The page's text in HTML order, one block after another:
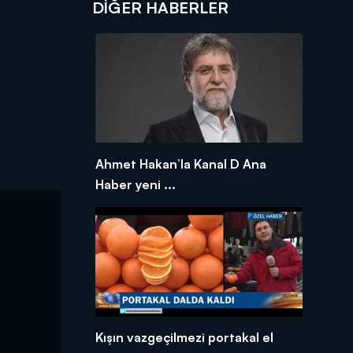
DIĞER HABERLER
Ahmet Hakan’la Kanal D Ana
Haber yeni ...
Kışın vazgeçilmezi portakal el